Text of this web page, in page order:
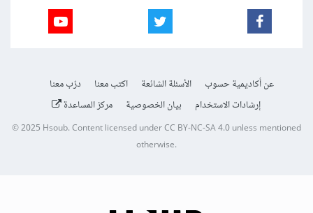
عن أكاديمية حسوب الأسئلة الشائعة اكتب معنا
درّب معنا
إرشادات الاستخدام
بيان الخصوصية مركز المساعدة
© 2025Hsoub.Content licensed underCC BY-NC-SA 4.0unless mentioned
otherwise.